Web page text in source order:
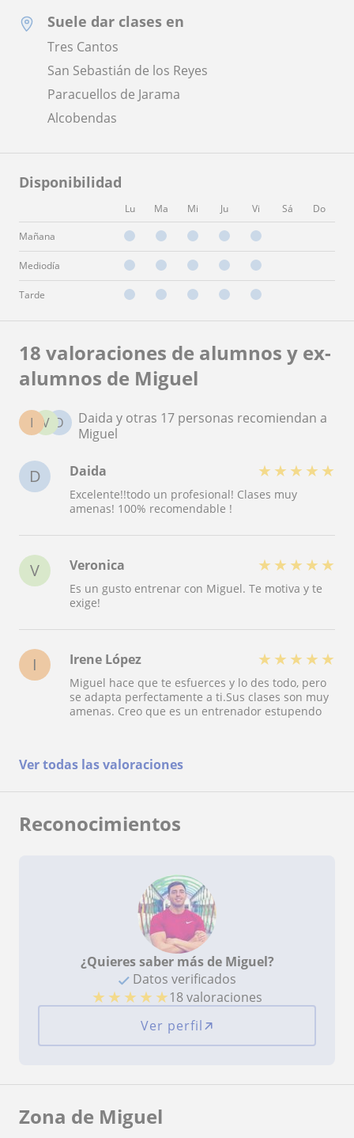
Suele dar clases en
Tres Cantos
San Sebastián de los Reyes
Paracuellos de Jarama
Alcobendas
Disponibilidad
Lu Ma Mi Ju Vi Sá Do
Mañana
Mediodía
Tarde
18 valoraciones de alumnos y ex-
alumnos de Miguel
D
V
I
Daida y otras 17 personas recomiendan a
Miguel
D Daida ★ ★ ★ ★ ★
Excelente!!todo un profesional! Clases muy
amenas! 100% recomendable !
V Veronica ★ ★ ★ ★ ★
Es un gusto entrenar con Miguel. Te motiva y te
exige!
I Irene López ★ ★ ★ ★ ★
Miguel hace que te esfuerces y lo des todo, pero
se adapta perfectamente a ti.Sus clases son muy
amenas. Creo que es un entrenador estupendo
Ver todas las valoraciones
Reconocimientos
¿Quieres saber más de Miguel?
Datos verificados
★ ★ ★ ★ ★18 valoraciones
Ver perfil
Zona de Miguel